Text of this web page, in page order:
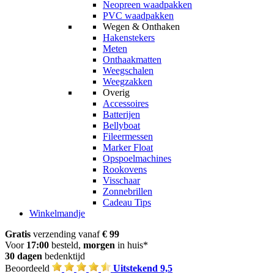
Neopreen waadpakken
PVC waadpakken
Wegen & Onthaken
Hakenstekers
Meten
Onthaakmatten
Weegschalen
Weegzakken
Overig
Accessoires
Batterijen
Bellyboat
Fileermessen
Marker Float
Opspoelmachines
Rookovens
Visschaar
Zonnebrillen
Cadeau Tips
Winkelmandje
Gratis verzending vanaf€ 99
Voor 17:00 besteld, morgen in huis*
30 dagen bedenktijd
Beoordeeld
Uitstekend 9,5